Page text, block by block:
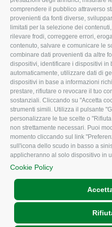
comprendere il pubblico attraverso
provenienti da fonti diverse,
limitati per la selezione dei
rilevare frodi, correggere errori,
contenuto, salvare e comunicare le
combinare dati provenienti da altre
dispositivi, identificare i dispositivi in
automaticamente, utilizzare dati di
dispositivi in base a informazioni
prestare, rifiutare o revocare il tuo
sostanziali. Cliccando su "Accetta
strumenti simili. Utilizza il pulsante
personalizzare le tue scelte o
non strettamente necessari. Puoi
momento cliccando sul link
sull'icona dello scudo in basso a
applicheranno al solo dispositivo in
Cookie Policy
Uffici della Sede
provinciale
Le Sedi di Zona
Agricoltori S.r.l.
Whistleblowing
Confagricoltura Rovigo e
Agricoltori srl